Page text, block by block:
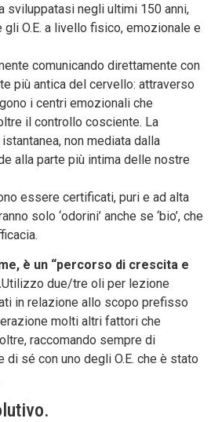
sviluppatasi negli ultimi 150 anni,
O.E. a livello fisico, emozionale e
comunicando direttamente con
più antica del cervello: attraverso
i centri emozionali che
il controllo cosciente. La
non mediata dalla
alla parte più intima delle nostre
essere certificati, puri e ad alta
solo ‘odorini’ anche se ‘bio’, che
è un “percorso di crescita e
Utilizzo due/tre oli per lezione
in relazione allo scopo prefisso
molti altri fattori che
raccomando sempre di
di sé con uno degli O.E. che è stato